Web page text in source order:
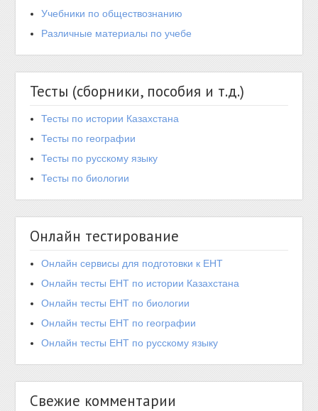
Учебники по обществознанию
Различные материалы по учебе
Тесты (сборники, пособия и т.д.)
Тесты по истории Казахстана
Тесты по географии
Тесты по русскому языку
Тесты по биологии
Онлайн тестирование
Онлайн сервисы для подготовки к ЕНТ
Онлайн тесты ЕНТ по истории Казахстана
Онлайн тесты ЕНТ по биологии
Онлайн тесты ЕНТ по географии
Онлайн тесты ЕНТ по русскому языку
Свежие комментарии